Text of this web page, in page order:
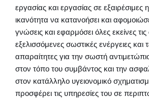
εργασίας και εργασίας σε εξαιρέσιμες
ικανότητα να κατανοήσει και
γνώσεις και εφαρμόσει όλες εκείνες
εξελισσόμενες σωστικές ενέργειες και
απαραίτητες για την σωστή
στον τόπο του συμβάντος και την
στον κατάλληλο υγειονομικό
προσφέρει τις υπηρεσίες του σε